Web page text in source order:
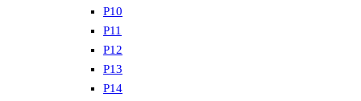
P10
P11
P12
P13
P14